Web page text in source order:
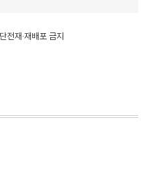
전재·재배포 금지